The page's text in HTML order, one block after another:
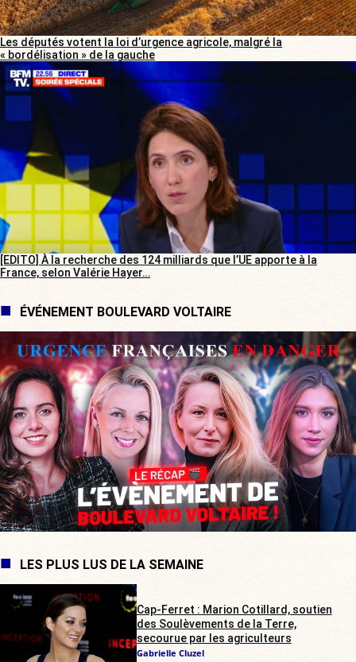
Les députés votent la loi d’urgence agricole, malgré la
« bordélisation » de la gauche
[EDITO] À la recherche des 124 milliards que l’UE apporte à la
France, selon Valérie Hayer…
ÉVÉNEMENT BOULEVARD VOLTAIRE
LES PLUS LUS DE LA SEMAINE
Cap-Ferret : Marion Cotillard, soutien
des Soulèvements de la Terre,
secourue par les agriculteurs
Gabrielle Cluzel